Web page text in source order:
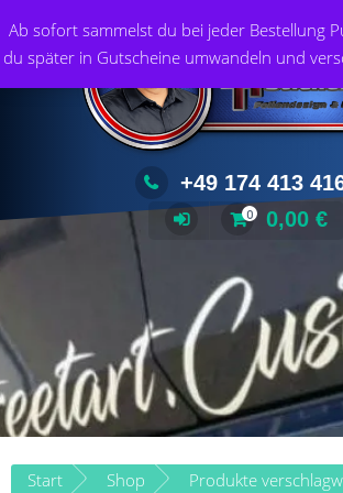
Ab sofort sammelst du bei jeder Bestellung
du später in Gutscheine umwandeln und
Inhalt
springen
+49 174 413
0 0,00 €
Start Shop